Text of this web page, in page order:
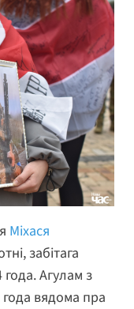
Міхася
забітага
Агулам з
года вядома пра